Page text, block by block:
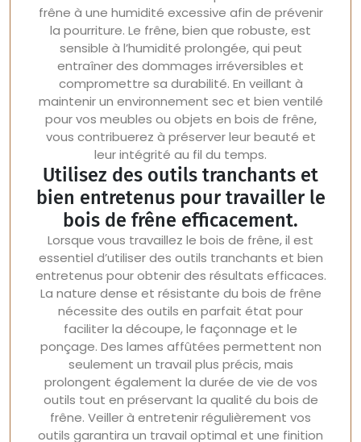
frêne à une humidité excessive afin de prévenir
la pourriture. Le frêne, bien que robuste, est
sensible à l’humidité prolongée, qui peut
entraîner des dommages irréversibles et
compromettre sa durabilité. En veillant à
maintenir un environnement sec et bien ventilé
pour vos meubles ou objets en bois de frêne,
vous contribuerez à préserver leur beauté et
leur intégrité au fil du temps.
Utilisez des outils tranchants et
bien entretenus pour travailler le
bois de frêne efficacement.
Lorsque vous travaillez le bois de frêne, il est
essentiel d’utiliser des outils tranchants et bien
entretenus pour obtenir des résultats efficaces.
La nature dense et résistante du bois de frêne
nécessite des outils en parfait état pour
faciliter la découpe, le façonnage et le
ponçage. Des lames affûtées permettent non
seulement un travail plus précis, mais
prolongent également la durée de vie de vos
outils tout en préservant la qualité du bois de
frêne. Veiller à entretenir régulièrement vos
outils garantira un travail optimal et une finition